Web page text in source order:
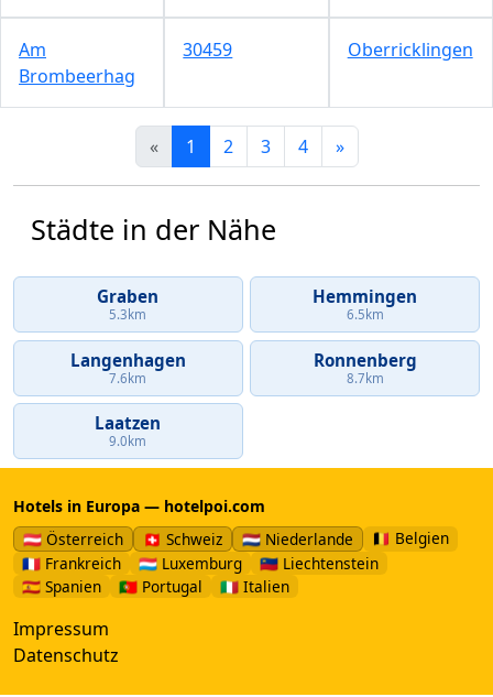
Am
Brombeerhag
30459 Oberricklingen
« 1 2 3 4 »
Städte in der Nähe
Graben
5.3km
Hemmingen
6.5km
Langenhagen
7.6km
Ronnenberg
8.7km
Laatzen
9.0km
Hotels in Europa — hotelpoi.com
🇦🇹 Österreich
🇨🇭 Schweiz 🇳🇱 Niederlande
🇧🇪 Belgien
🇫🇷 Frankreich
🇱🇺 Luxemburg
🇱🇮 Liechtenstein
🇪🇸 Spanien
🇵🇹 Portugal 🇮🇹 Italien
Impressum
Datenschutz